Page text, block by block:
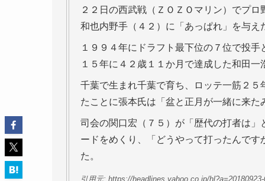
２２日の西武戦（ＺＯＺＯマリン）でプ
和也内野手（４２）に「あっぱれ」を与え
１９９４年にドラフト最下位の７位で投
１５年に４２歳１１か月で達成した和田
千葉で生まれ千葉で育ち、ロッテ一筋２
たことに張本氏は「盆と正月が一緒に来た
司会の関口宏（７５）が「歴代の打者は
ードをめくり、「どうやって打ったんで
た。
引用元: https://headlines.yahoo.co.jp/